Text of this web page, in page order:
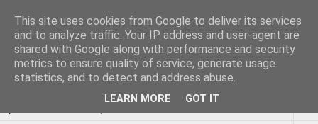
Manus Testwelt, alles
außer langweilig
This site uses cookies from Google to deliver its services
and to analyze traffic. Your IP address and user-agent are
shared with Google along with performance and security
metrics to ensure quality of service, generate usage
statistics, and to detect and address abuse.
LEARN MORE GOT IT